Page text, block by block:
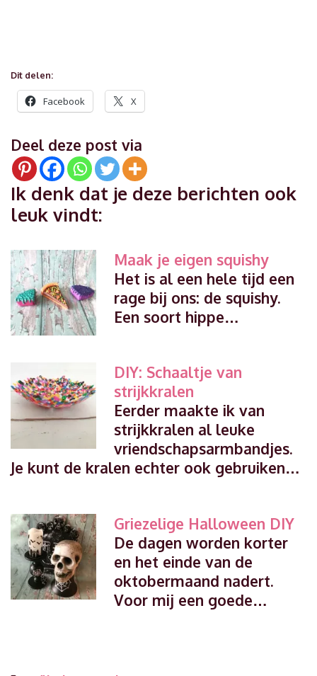
Dit delen:
Facebook X
Deel deze post via
Ik denk dat je deze berichten ook
leuk vindt:
Maak je eigen squishy
Het is al een hele tijd een
rage bij ons: de squishy.
Een soort hippe…
DIY: Schaaltje van
strijkkralen
Eerder maakte ik van
strijkkralen al leuke
vriendschapsarmbandjes.
Je kunt de kralen echter ook gebruiken…
Griezelige Halloween DIY
De dagen worden korter
en het einde van de
oktobermaand nadert.
Voor mij een goede…